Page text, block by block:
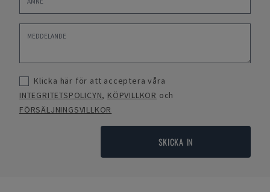
Klicka här för att acceptera våra
INTEGRITETSPOLICYN, KÖPVILLKOR och
FÖRSÄLJNINGSVILLKOR
SKICKA IN